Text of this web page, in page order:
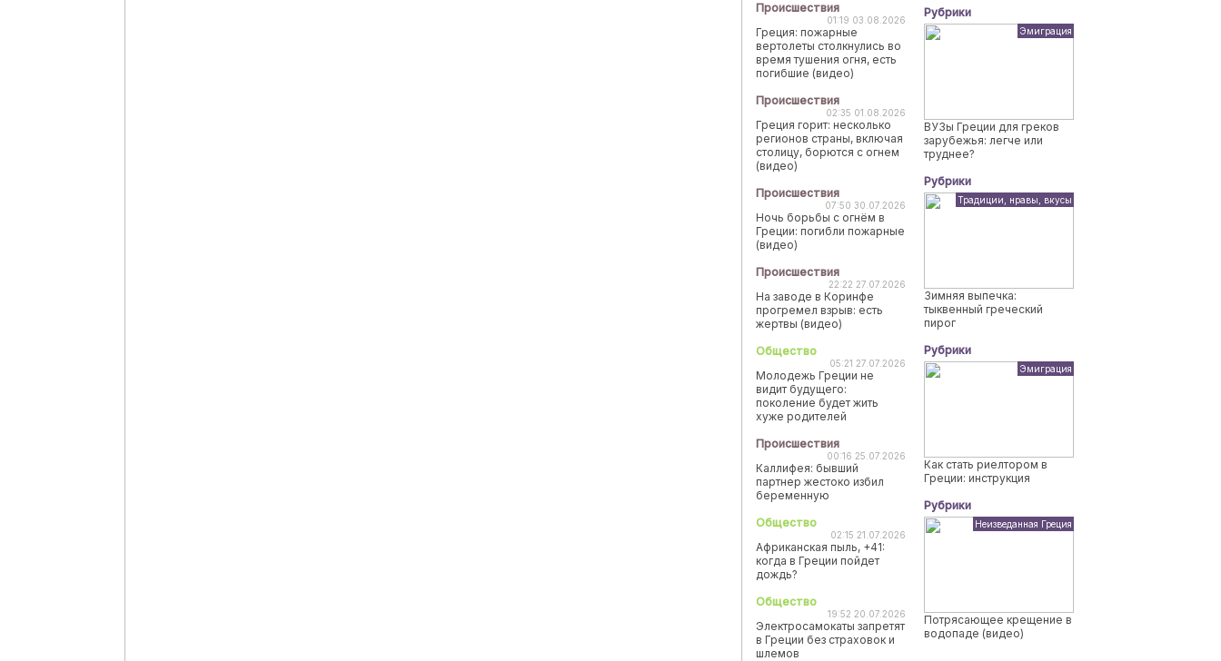
Происшествия
01:19 03.08.2026
Греция: пожарные
вертолеты столкнулись во
время тушения огня, есть
погибшие (видео)
Происшествия
02:35 01.08.2026
Греция горит: несколько
регионов страны, включая
столицу, борются с огнем
(видео)
Происшествия
07:50 30.07.2026
Ночь борьбы с огнём в
Греции: погибли пожарные
(видео)
Происшествия
22:22 27.07.2026
На заводе в Коринфе
прогремел взрыв: есть
жертвы (видео)
Общество
05:21 27.07.2026
Молодежь Греции не
видит будущего:
поколение будет жить
хуже родителей
Происшествия
00:16 25.07.2026
Каллифея: бывший
партнер жестоко избил
беременную
Общество
02:15 21.07.2026
Африканская пыль, +41:
когда в Греции пойдет
дождь?
Общество
19:52 20.07.2026
Электросамокаты запретят
в Греции без страховок и
шлемов
Рубрики
Эмиграция
ВУЗы Греции для греков
зарубежья: легче или
труднее?
Рубрики
Традиции, нравы, вкусы
Зимняя выпечка:
тыквенный греческий
пирог
Рубрики
Эмиграция
Как стать риелтором в
Греции: инструкция
Рубрики
Неизведанная Греция
Потрясающее крещение в
водопаде (видео)